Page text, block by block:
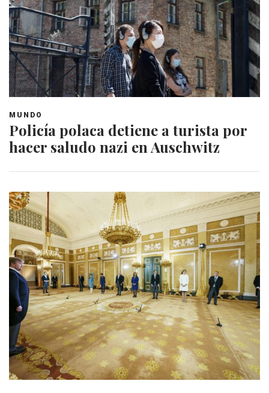
MUNDO
Policía polaca detiene a turista por
hacer saludo nazi en Auschwitz